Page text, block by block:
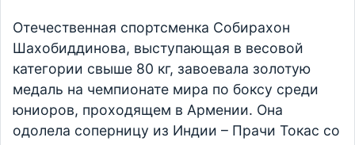
Отечественная спортсменка Собирахон
Шахобиддинова, выступающая в весовой
категории свыше 80 кг, завоевала золотую
медаль на чемпионате мира по боксу среди
юниоров, проходящем в Армении. Она
одолела соперницу из Индии – Прачи Токас со